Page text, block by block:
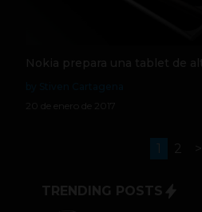
Nokia prepara una tablet de
20 de enero de 2017
1
TRENDING POSTS